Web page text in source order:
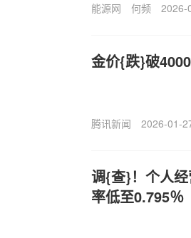
能源网 何频 2026-
金价{跌}破
腾讯新闻 2026-01-
调{查}！个人
率低至0.795％